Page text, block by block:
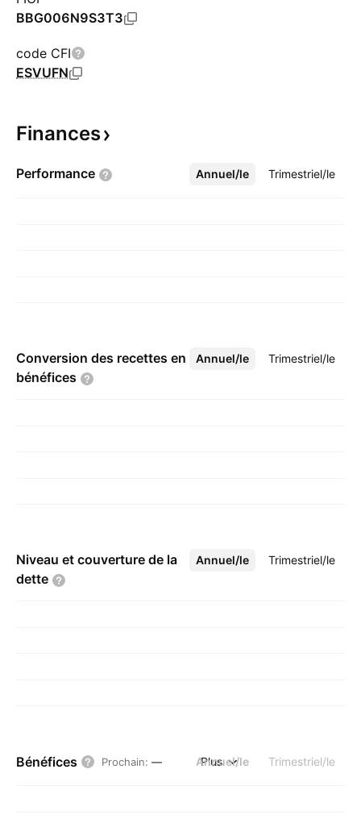
BBG006N9S3T3
code CFI
ESVUFN
Finances
Performance Annuel/le Trimestriel/le
Plus
Conversion des recettes en
bénéfices
Annuel/le Trimestriel/le
Plus
Niveau et couverture de la
dette
Annuel/le Trimestriel/le
Plus
Bénéfices Prochain: — Annuel/le Trimestriel/le
Plus